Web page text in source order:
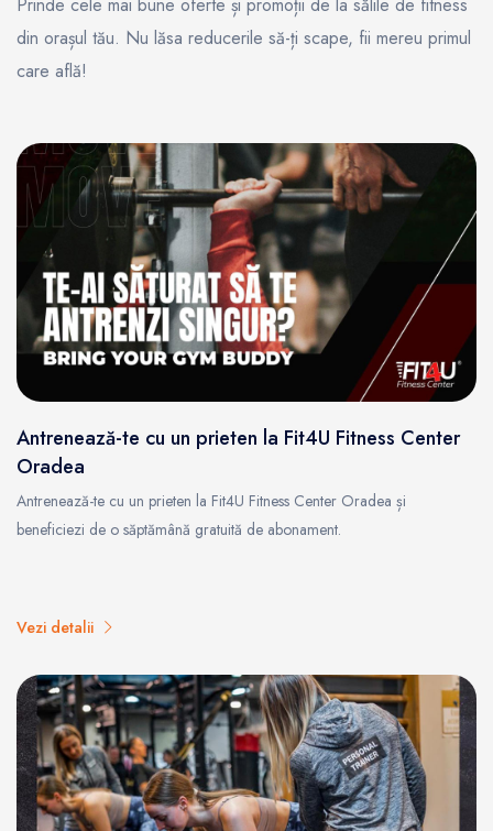
din orașul tău. Nu lăsa reducerile să-ți scape, fii mereu primul
care află!
Antrenează-te cu un prieten la Fit4U Fitness Center
Oradea
Antrenează-te cu un prieten la Fit4U Fitness Center Oradea și
beneficiezi de o săptămână gratuită de abonament.
Vezi detalii